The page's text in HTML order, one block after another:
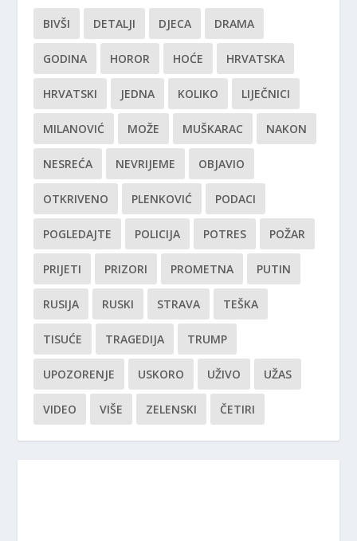
BIVŠI DETALJI DJECA DRAMA
GODINA HOROR HOĆE HRVATSKA
HRVATSKI JEDNA KOLIKO LIJEČNICI
MILANOVIĆ MOŽE MUŠKARAC NAKON
NESREĆA NEVRIJEME OBJAVIO
OTKRIVENO PLENKOVIĆ PODACI
POGLEDAJTE POLICIJA POTRES POŽAR
PRIJETI PRIZORI PROMETNA PUTIN
RUSIJA RUSKI STRAVA TEŠKA
TISUĆE TRAGEDIJA TRUMP
UPOZORENJE USKORO UŽIVO UŽAS
VIDEO VIŠE ZELENSKI ČETIRI